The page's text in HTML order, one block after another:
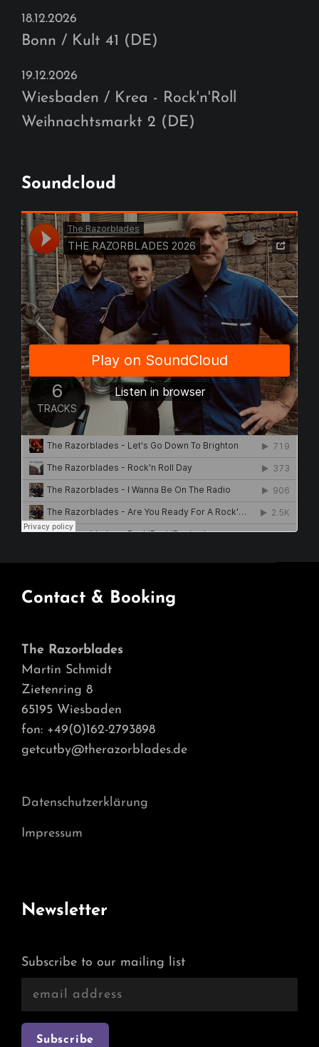
18.12.2026
Bonn / Kult 41 (DE)
19.12.2026
Wiesbaden / Krea - Rock'n'Roll
Weihnachtsmarkt 2 (DE)
Soundcloud
Contact & Booking
The Razorblades
Martin Schmidt
Zietenring 8
65195 Wiesbaden
fon: +49(0)162-2793898
getcutby@therazorblades.de
Datenschutzerklärung
Impressum
Newsletter
Subscribe to our mailing list